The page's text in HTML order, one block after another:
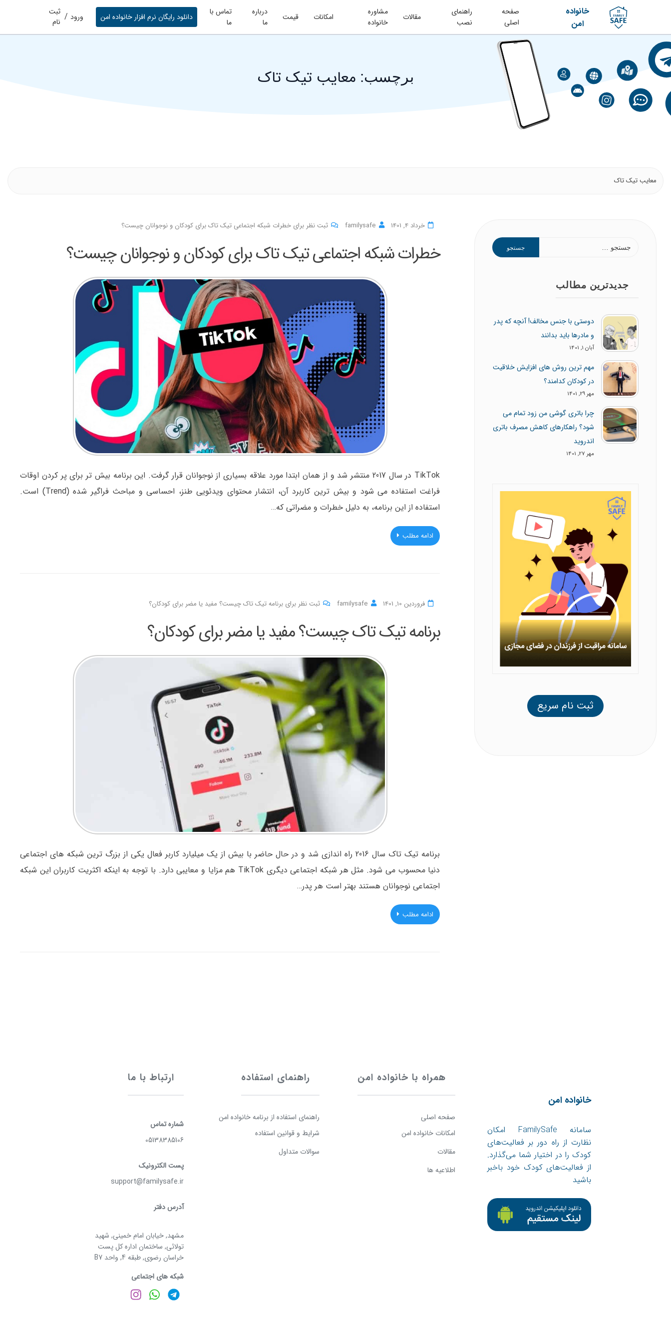
خانواده
امن
صفحه
اصلی
راهنمای
نصب
مقالات
مشاوره
خانواده
امکانات قیمت
درباره
ما
تماس با
ما
دانلود رایگان نرم افزار خانواده امن ورود / ثبت
نام
برچسب: معایب تیک تاک
معایب تیک تاک
خرداد 4, 1401 familysafe ثبت نظر برای خطرات شبکه اجتماعی تیک تاک برای کودکان و نوجوانان چیست؟
خطرات شبکه اجتماعی تیک تاک برای کودکان و نوجوانان چیست؟
TikTok در سال 2017 منتشر شد و از همان ابتدا مورد علاقه بسیاری از نوجوانان قرار گرفت. این برنامه بیش تر برای پر کردن اوقات
فراغت استفاده می شود و بیش ترین کاربرد آن، انتشار محتوای ویدئویی طنز، احساسی و مباحث فراگیر شده (Trend) است.
استفاده از این برنامه، به دلیل خطرات و مضراتی که…
ادامه مطلب
فروردین 10, 1401 familysafe ثبت نظر برای برنامه تیک تاک چیست؟ مفید یا مضر برای کودکان؟
برنامه تیک تاک چیست؟ مفید یا مضر برای کودکان؟
برنامه تیک تاک سال 2016 راه اندازی شد و در حال حاضر با بیش از یک میلیارد کاربر فعال یکی از بزرگ ترین شبکه های اجتماعی
دنیا محسوب می شود. مثل هر شبکه اجتماعی دیگری TikTok هم مزایا و معایبی دارد. با توجه به اینکه اکثریت کاربران این شبکه
اجتماعی نوجوانان هستند بهتر است هر پدر…
ادامه مطلب
برای:
جدیدترین مطالب
دوستی با جنس مخالف! آنچه که پدر
و مادرها باید بدانند
آبان 1, 1401
مهم ترین روش های افزایش خلاقیت
در کودکان کدامند؟
مهر 29, 1401
چرا باتری گوشی من زود تمام می
شود؟ راهکارهای کاهش مصرف باتری
اندروید
مهر 27, 1401
ثبت نام سریع
خانواده امن
سامانه FamilySafe امکان
نظارت از راه دور بر فعالیت‌های
کودک را در اختیار شما می‌گذارد.
از فعالیت‌های کودک خود باخبر
باشید
همراه با خانواده امن
صفحه اصلی
امکانات خانواده امن
مقالات
اطلاعیه ها
راهنمای استفاده
راهنمای استفاده از برنامه خانواده امن
شرایط و قوانین استفاده
سوالات متداول
ارتباط با ما
شماره تماس
05138385106
پست الکترونیک
support@familysafe.ir
آدرس دفتر
مشهد, خیابان امام خمینی, شهید
تولائی, ساختمان اداره کل پست
خراسان رضوی, طبقه 4, واحد B7
شبکه های اجتماعی